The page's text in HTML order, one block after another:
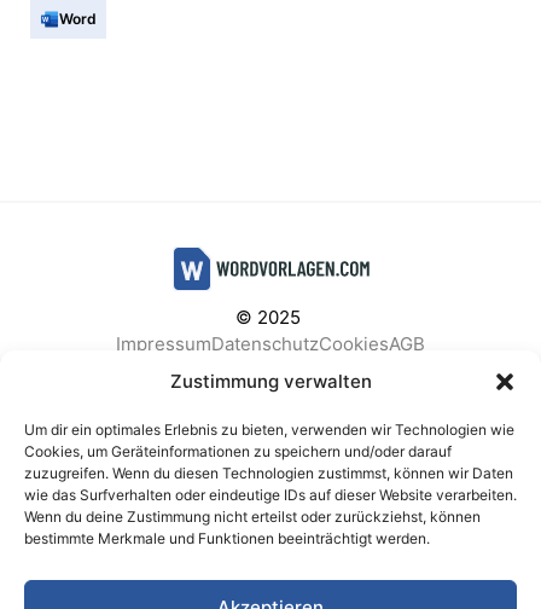
Zustimmung verwalten
Um dir ein optimales Erlebnis zu bieten, verwenden wir Technologien wie
Cookies, um Geräteinformationen zu speichern und/oder darauf
zuzugreifen. Wenn du diesen Technologien zustimmst, können wir Daten
wie das Surfverhalten oder eindeutige IDs auf dieser Website verarbeiten.
Wenn du deine Zustimmung nicht erteilst oder zurückziehst, können
bestimmte Merkmale und Funktionen beeinträchtigt werden.
Word
© 2025
ImpressumDatenschutzCookiesAGB
Facebook
Instagram
BELIEBTE KATEGORIEN
Berichte & Analysen Business
Einkauf & Beschaffung